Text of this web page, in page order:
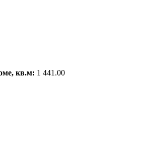
кв.м: 1 441.00